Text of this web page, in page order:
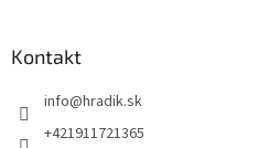
Kontakt
info@hradik.sk
+421911721365